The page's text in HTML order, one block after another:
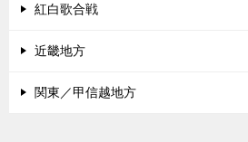
紅白歌合戦
近畿地方
関東／甲信越地方